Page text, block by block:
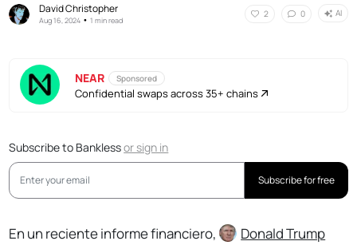
David Christopher
Aug 16, 2024 •1 min read
2 0 AI
NEAR Sponsored
Confidential swaps across 35+ chains
Subscribe to Banklessorsign in
Subscribe for free
En un reciente informe financiero,
Donald Trump